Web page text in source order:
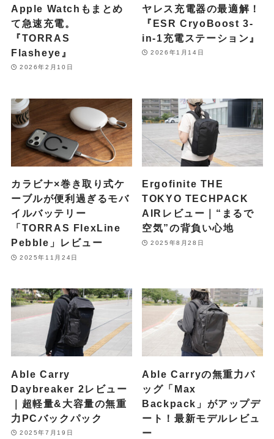
Apple Watchもまとめ
て急速充電。
『TORRAS
Flasheye』
2026年2月10日
ヤレス充電器の最適解！
『ESR CryoBoost 3-
in-1充電ステーション』
2026年1月14日
カラビナ×巻き取り式ケ
ーブルが便利過ぎるモバ
イルバッテリー
「TORRAS FlexLine
Pebble」レビュー
2025年11月24日
Ergofinite THE
TOKYO TECHPACK
AIRレビュー｜“まるで
空気”の背負い心地
2025年8月28日
Able Carry
Daybreaker 2レビュー
｜超軽量&大容量の無重
力PCバックパック
2025年7月19日
Able Carryの無重力バ
ッグ「Max
Backpack」がアップデ
ート！最新モデルレビュ
ー